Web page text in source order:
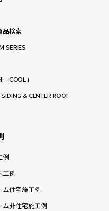
品検索
SERIES
COOL」
SIDING & CENTER ROOF
例
工例
ム住宅施工例
ム非住宅施工例